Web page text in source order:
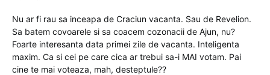
Nu ar fi rau sa inceapa de Craciun vacanta. Sau de Revelion.
Sa batem covoarele si sa coacem cozonacii de Ajun, nu?
Foarte interesanta data primei zile de vacanta. Inteligenta
maxim. Ca si cei pe care cica ar trebui sa-i MAI votam. Pai
cine te mai voteaza, mah, desteptule??